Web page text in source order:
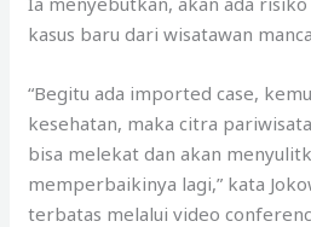
kasus baru dari wisatawan
“Begitu ada imported case,
kesehatan, maka citra
bisa melekat dan akan
memperbaikinya lagi,” kata
terbatas melalui video